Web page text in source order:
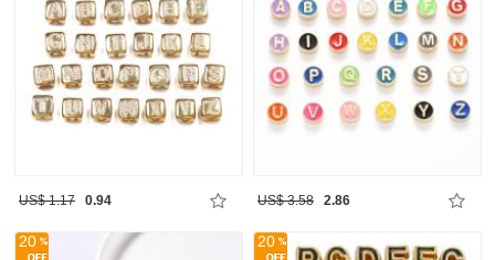
US$ 1.17 0.94 US$ 3.58 2.86
20 20